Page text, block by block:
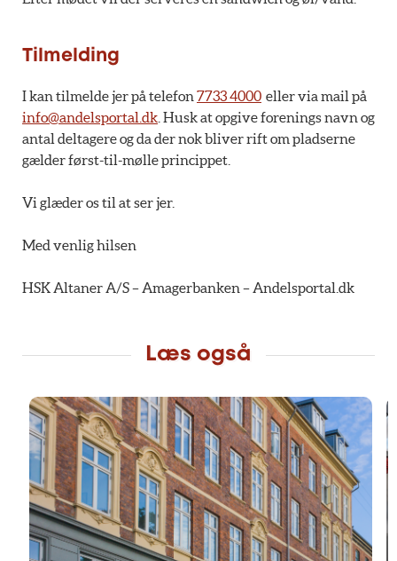
Tilmelding
I kan tilmelde jer på telefon 7733 4000 eller via mail på
info@andelsportal.dk . Husk at opgive forenings navn og
antal deltagere og da der nok bliver rift om pladserne
gælder først-til-mølle princippet.
Vi glæder os til at ser jer.
Med venlig hilsen
HSK Altaner A/S – Amagerbanken – Andelsportal.dk
Læs også